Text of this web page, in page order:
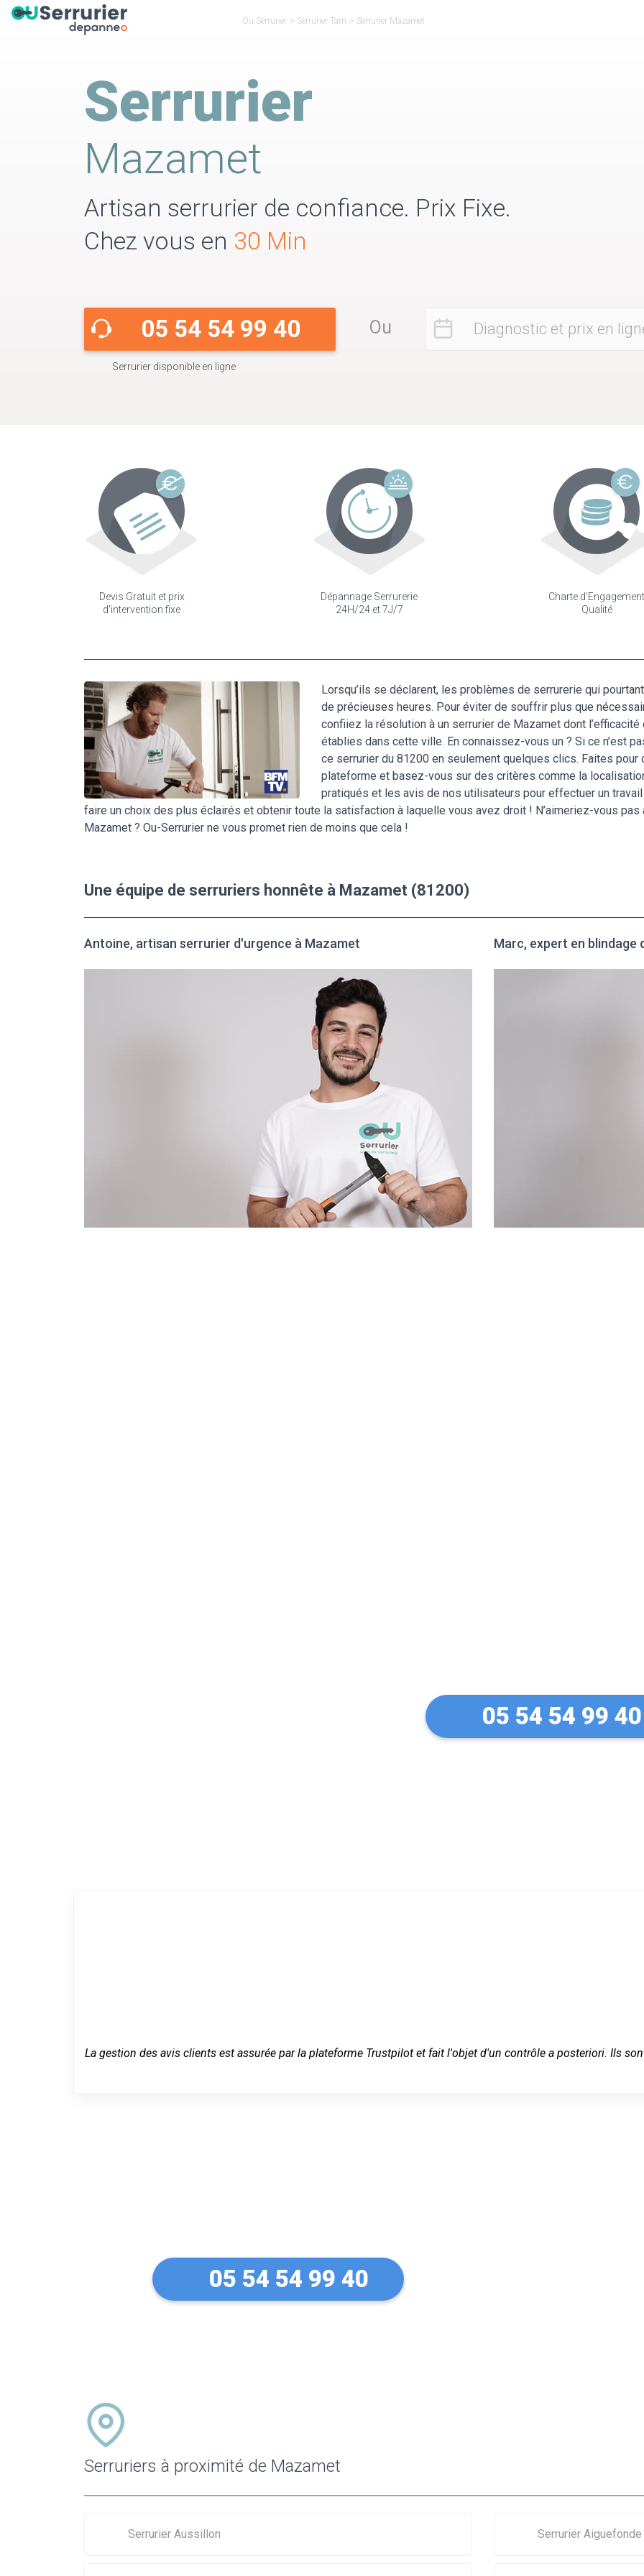
Ou Serrurier > Serrurier Tarn > Serrurier Mazamet
Serrurier
Mazamet
Artisan serrurier de confiance. Prix Fixe.
Chez vous en 30 Min
05 54 54 99 40
Serrurier disponible en ligne
Ou Diagnostic et prix en
Devis Gratuit et prix
d'intervention fixe
Dépannage Serrurerie
24H/24 et 7J/7
Charte d'Engagement
Qualité
Lorsqu’ils se déclarent, les problèmes de serrurerie qui
de précieuses heures. Pour éviter de souffrir plus que
confiiez la résolution à un serrurier de Mazamet dont
établies dans cette ville. En connaissez-vous un ? Si ce n’est
ce serrurier du 81200 en seulement quelques clics. Faites pour
plateforme et basez-vous sur des critères comme la
pratiqués et les avis de nos utilisateurs pour effectuer un
faire un choix des plus éclairés et obtenir toute la satisfaction à laquelle vous avez droit ! N’aimeriez-vous
Mazamet ? Ou-Serrurier ne vous promet rien de moins que cela !
Une équipe de serruriers honnête à Mazamet (81200)
Antoine, artisan serrurier d'urgence à Mazamet Marc, expert en blindage
05 54 54 99 40
La gestion des avis clients est assurée par la plateforme Trustpilot et fait l'objet d'un contrôle a posteriori. Ils
05 54 54 99 40
Serruriers à proximité de Mazamet
Serrurier Aussillon Serrurier Aiguefonde